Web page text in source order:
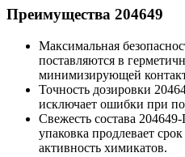
Преимущества 204649
Максимальная
поставляются в
минимизирующей
Точность дозировки
исключает ошибки при
Свежесть состава
упаковка продлевает
активность химикатов.